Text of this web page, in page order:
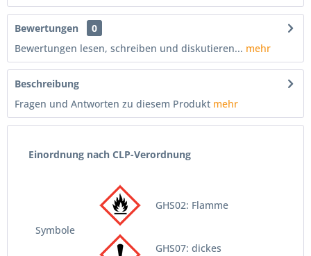
Bewertungen
0
Bewertungen lesen, schreiben und diskutieren... mehr
Beschreibung
Fragen und Antworten zu diesem Produkt mehr
Einordnung nach CLP-Verordnung
Symbole
GHS02: Flamme
GHS07: dickes